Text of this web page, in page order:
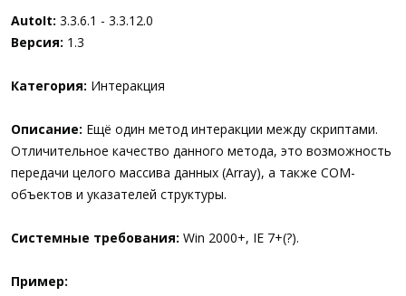
AutoIt: 3.3.6.1 - 3.3.12.0
Версия: 1.3
Категория: Интеракция
Описание: Ещё один метод интеракции между скриптами.
Отличительное качество данного метода, это возможность
передачи целого массива данных (Array), а также COM-
объектов и указателей структуры.
Системные требования: Win 2000+, IE 7+(?).
Пример: